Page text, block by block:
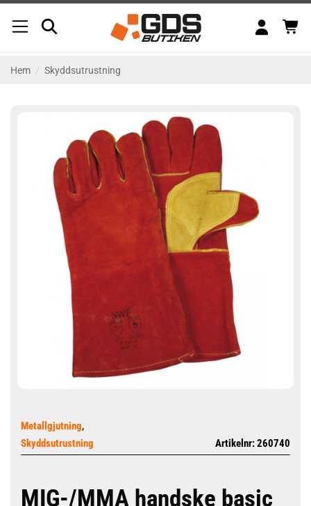
Hem / Skyddsutrustning
Metallgjutning,
Skyddsutrustning Artikelnr: 260740
MIG-/MMA handske basic